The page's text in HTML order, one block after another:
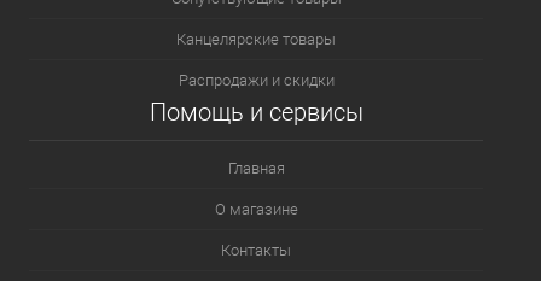
Канцелярские товары
Распродажи и скидки
Помощь и сервисы
Главная
О магазине
Контакты